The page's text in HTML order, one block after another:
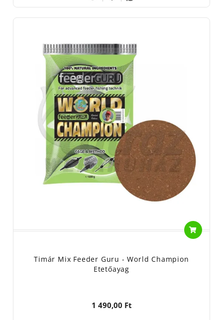
Timár Mix Feeder Guru - World Champion
Etetőayag
1 490,00 Ft